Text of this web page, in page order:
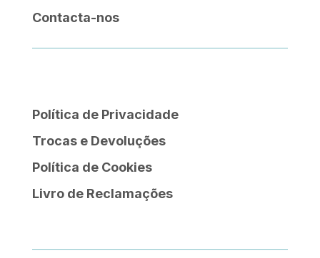
Contacta-nos
Política de Privacidade
Trocas e Devoluções
Política de Cookies
Livro de Reclamações